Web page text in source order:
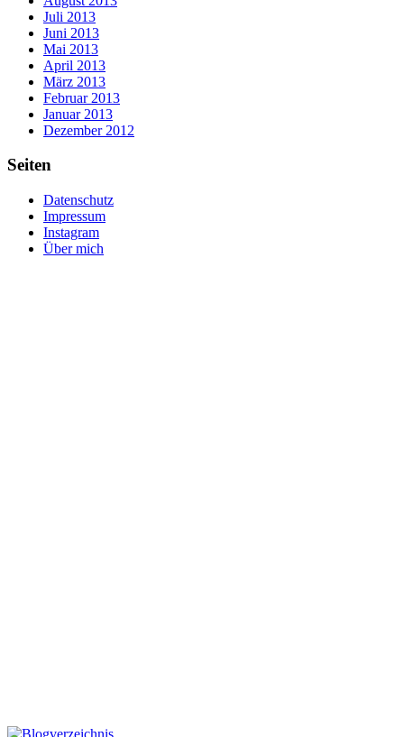
Juli 2013
Juni 2013
Mai 2013
April 2013
März 2013
Februar 2013
Januar 2013
Dezember 2012
Seiten
Datenschutz
Impressum
Instagram
Über mich